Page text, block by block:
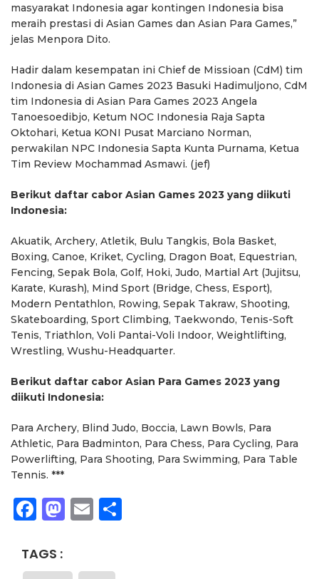
masyarakat Indonesia agar kontingen Indonesia bisa
meraih prestasi di Asian Games dan Asian Para Games,”
jelas Menpora Dito.
Hadir dalam kesempatan ini Chief de Missioan (CdM) tim
Indonesia di Asian Games 2023 Basuki Hadimuljono, CdM
tim Indonesia di Asian Para Games 2023 Angela
Tanoesoedibjo, Ketum NOC Indonesia Raja Sapta
Oktohari, Ketua KONI Pusat Marciano Norman,
perwakilan NPC Indonesia Sapta Kunta Purnama, Ketua
Tim Review Mochammad Asmawi. (jef)
Berikut daftar cabor Asian Games 2023 yang diikuti
Indonesia:
Akuatik, Archery, Atletik, Bulu Tangkis, Bola Basket,
Boxing, Canoe, Kriket, Cycling, Dragon Boat, Equestrian,
Fencing, Sepak Bola, Golf, Hoki, Judo, Martial Art (Jujitsu,
Karate, Kurash), Mind Sport (Bridge, Chess, Esport),
Modern Pentathlon, Rowing, Sepak Takraw, Shooting,
Skateboarding, Sport Climbing, Taekwondo, Tenis-Soft
Tenis, Triathlon, Voli Pantai-Voli Indoor, Weightlifting,
Wrestling, Wushu-Headquarter.
Berikut daftar cabor Asian Para Games 2023 yang
diikuti Indonesia:
Para Archery, Blind Judo, Boccia, Lawn Bowls, Para
Athletic, Para Badminton, Para Chess, Para Cycling, Para
Powerlifting, Para Shooting, Para Swimming, Para Table
Tennis. ***
Facebook
Mastodon
Email
TAGS :